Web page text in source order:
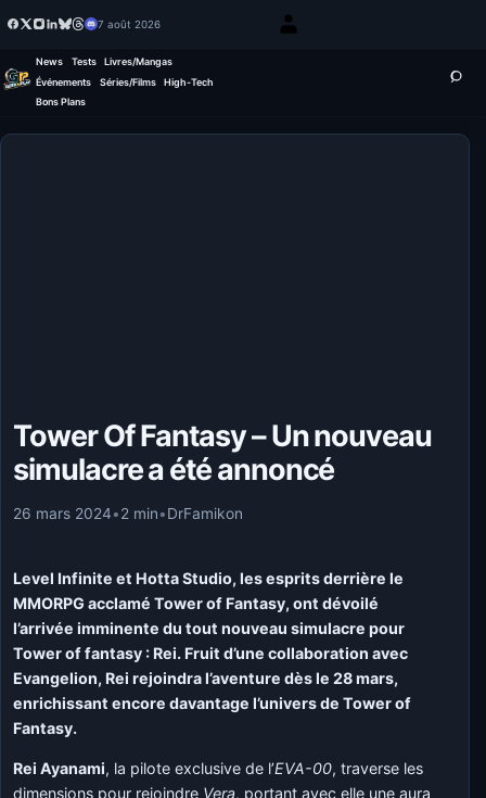
7 août 2026
News Tests
Livres/Mangas
Événements
Séries/Films
High-Tech
Bons Plans
Tower Of Fantasy – Un nouveau
simulacre a été annoncé
26 mars 2024•2 min•DrFamikon
Level Infinite et Hotta Studio, les esprits derrière le
MMORPG acclamé Tower of Fantasy, ont dévoilé
l’arrivée imminente du tout nouveau simulacre pour
Tower of fantasy : Rei. Fruit d’une collaboration avec
Evangelion, Rei rejoindra l’aventure dès le 28 mars,
enrichissant encore davantage l’univers de Tower of
Fantasy.
Rei Ayanami, la pilote exclusive de l’EVA-00, traverse les
dimensions pour rejoindre Vera, portant avec elle une aura